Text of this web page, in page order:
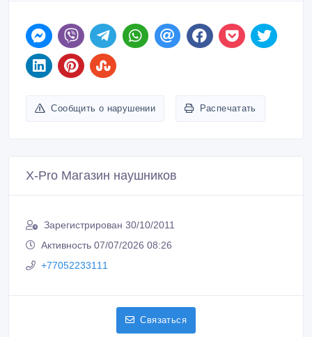
Сообщить о нарушении Распечатать
X-Pro Магазин наушников
Зарегистрирован 30/10/2011
Активность 07/07/2026 08:26
+77052233111
Связаться